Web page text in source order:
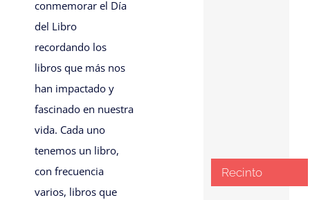
conmemorar el Día
del Libro
recordando los
libros que más nos
han impactado y
fascinado en nuestra
vida. Cada uno
tenemos un libro,
con frecuencia
varios, libros que
Recinto